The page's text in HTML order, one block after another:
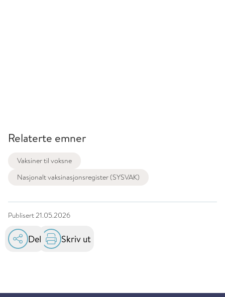
Relaterte emner
Vaksiner til voksne
Nasjonalt vaksinasjonsregister (SYSVAK)
Publisert21.05.2026
Del Skriv ut